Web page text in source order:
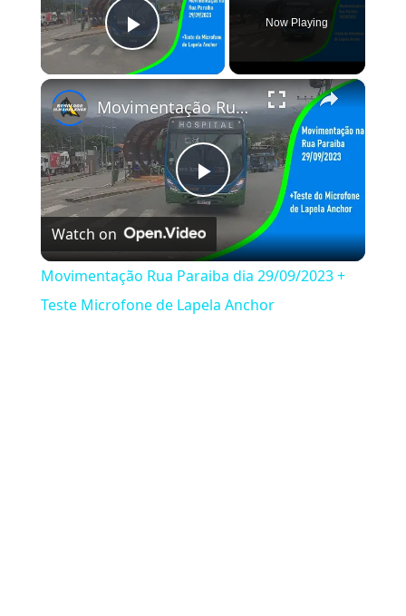
Play Video
Now Playing
×
Play Video
Movimentação Rua Paraiba dia 29/09/2023 + Teste Microfone de Lapela Anchor
Watch on
Movimentação Rua Paraiba dia 29/09/2023 +
Teste Microfone de Lapela Anchor